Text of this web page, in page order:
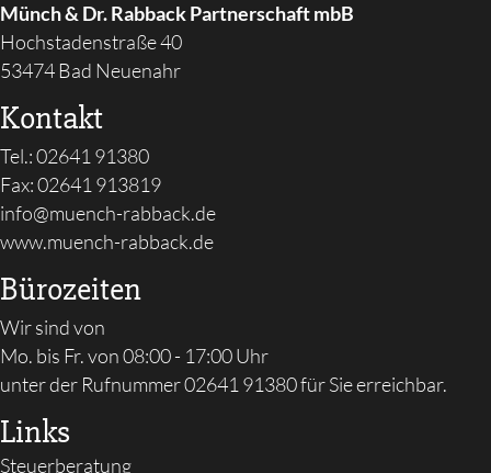
Münch & Dr. Rabback Partnerschaft mbB
Hochstadenstraße 40
53474 Bad Neuenahr
Kontakt
Tel.:02641 91380‬
Fax: 02641 913819
info@muench-rabback.de
www.muench-rabback.de
Bürozeiten
Wir sind von
Mo. bis Fr. von 08:00 - 17:00 Uhr
unter der Rufnummer02641 91380für Sie erreichbar.
Links
Steuerberatung